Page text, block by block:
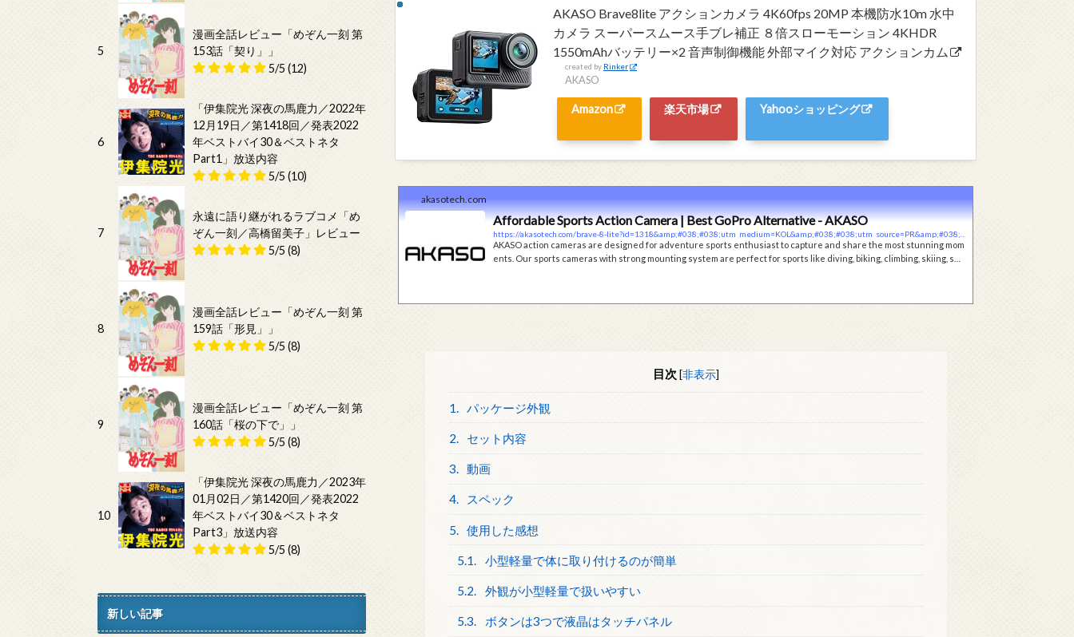
AKASO Brave8lite アクションカメラ 4K60fps 20MP 本機防水10m 水中
カメラ スーパースムース手ブレ補正 ８倍スローモーション 4KHDR
1550mAhバッテリー×2 音声制御機能 外部マイク対応 アクションカム
created by Rinker
AKASO
Amazon 楽天市場 Yahooショッピング
akasotech.com
Affordable Sports Action Camera | Best GoPro Alternative - AKASO
AKASO action cameras are designed for adventure sports enthusiast to capture and share the most stunning mom
ents. Our sports cameras with strong mounting system are perfect for sports like diving, biking, climbing, skiing, swi
目次 [非表示]
1. パッケージ外観
2. セット内容
3. 動画
4. スペック
5. 使用した感想
5.1. 小型軽量で体に取り付けるのが簡単
5.2. 外観が小型軽量で扱いやすい
5.3. ボタンは3つで液晶はタッチパネル
5
漫画全話レビュー「めぞん一刻 第
153話「契り」」
5/5 (12)
6
「伊集院光 深夜の馬鹿力／2022年
12月19日／第1418回／発表2022
年ベストバイ30＆ベストネタ
Part1」放送内容
5/5 (10)
7
永遠に語り継がれるラブコメ「め
ぞん一刻／高橋留美子」レビュー
5/5 (8)
8
漫画全話レビュー「めぞん一刻 第
159話「形見」」
5/5 (8)
9
漫画全話レビュー「めぞん一刻 第
160話「桜の下で」」
5/5 (8)
10
「伊集院光 深夜の馬鹿力／2023年
01月02日／第1420回／発表2022
年ベストバイ30＆ベストネタ
Part3」放送内容
5/5 (8)
新しい記事